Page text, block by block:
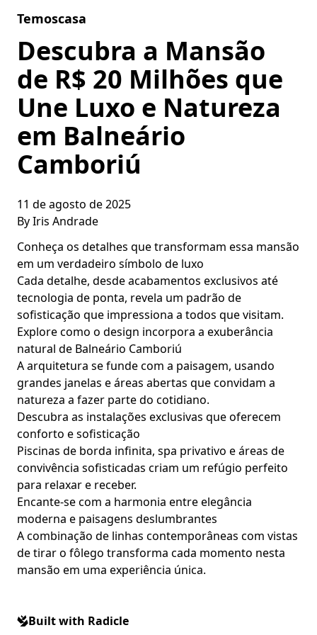
Temoscasa
Descubra a Mansão
de R$ 20 Milhões que
Une Luxo e Natureza
em Balneário
Camboriú
11 de agosto de 2025
ByIris Andrade
Conheça os detalhes que transformam essa mansão
em um verdadeiro símbolo de luxo
Cada detalhe, desde acabamentos exclusivos até
tecnologia de ponta, revela um padrão de
sofisticação que impressiona a todos que visitam.
Explore como o design incorpora a exuberância
natural de Balneário Camboriú
A arquitetura se funde com a paisagem, usando
grandes janelas e áreas abertas que convidam a
natureza a fazer parte do cotidiano.
Descubra as instalações exclusivas que oferecem
conforto e sofisticação
Piscinas de borda infinita, spa privativo e áreas de
convivência sofisticadas criam um refúgio perfeito
para relaxar e receber.
Encante-se com a harmonia entre elegância
moderna e paisagens deslumbrantes
A combinação de linhas contemporâneas com vistas
de tirar o fôlego transforma cada momento nesta
mansão em uma experiência única.
Built with Radicle